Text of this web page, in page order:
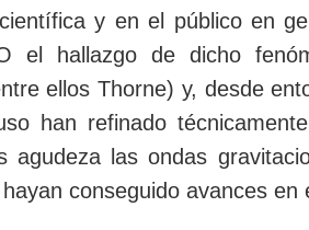
y en el público en
el hallazgo de dicho
ellos Thorne) y, desde
han refinado
agudeza las ondas
conseguido avances en